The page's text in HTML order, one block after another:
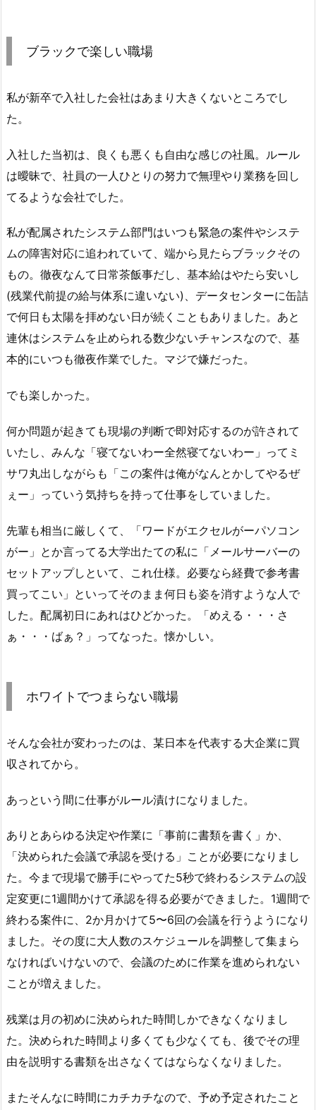
ブラックで楽しい職場
私が新卒で入社した会社はあまり大きくないところでし
た。
入社した当初は、良くも悪くも自由な感じの社風。ルール
は曖昧で、社員の一人ひとりの努力で無理やり業務を回し
てるような会社でした。
私が配属されたシステム部門はいつも緊急の案件やシステ
ムの障害対応に追われていて、端から見たらブラックその
もの。徹夜なんて日常茶飯事だし、基本給はやたら安いし
(残業代前提の給与体系に違いない)、データセンターに缶詰
で何日も太陽を拝めない日が続くこともありました。あと
連休はシステムを止められる数少ないチャンスなので、基
本的にいつも徹夜作業でした。マジで嫌だった。
でも楽しかった。
何か問題が起きても現場の判断で即対応するのが許されて
いたし、みんな「寝てないわー全然寝てないわー」ってミ
サワ丸出しながらも「この案件は俺がなんとかしてやるぜ
ぇー」っていう気持ちを持って仕事をしていました。
先輩も相当に厳しくて、「ワードがエクセルがーパソコン
がー」とか言ってる大学出たての私に「メールサーバーの
セットアップしといて、これ仕様。必要なら経費で参考書
買ってこい」といってそのまま何日も姿を消すような人で
した。配属初日にあれはひどかった。「めえる・・・さ
ぁ・・・ばぁ？」ってなった。懐かしい。
ホワイトでつまらない職場
そんな会社が変わったのは、某日本を代表する大企業に買
収されてから。
あっという間に仕事がルール漬けになりました。
ありとあらゆる決定や作業に「事前に書類を書く」か、
「決められた会議で承認を受ける」ことが必要になりまし
た。今まで現場で勝手にやってた5秒で終わるシステムの設
定変更に1週間かけて承認を得る必要ができました。1週間で
終わる案件に、2か月かけて5〜6回の会議を行うようになり
ました。その度に大人数のスケジュールを調整して集まら
なければいけないので、会議のために作業を進められない
ことが増えました。
残業は月の初めに決められた時間しかできなくなりまし
た。決められた時間より多くても少なくても、後でその理
由を説明する書類を出さなくてはならなくなりました。
またそんなに時間にカチカチなので、予め予定されたこと